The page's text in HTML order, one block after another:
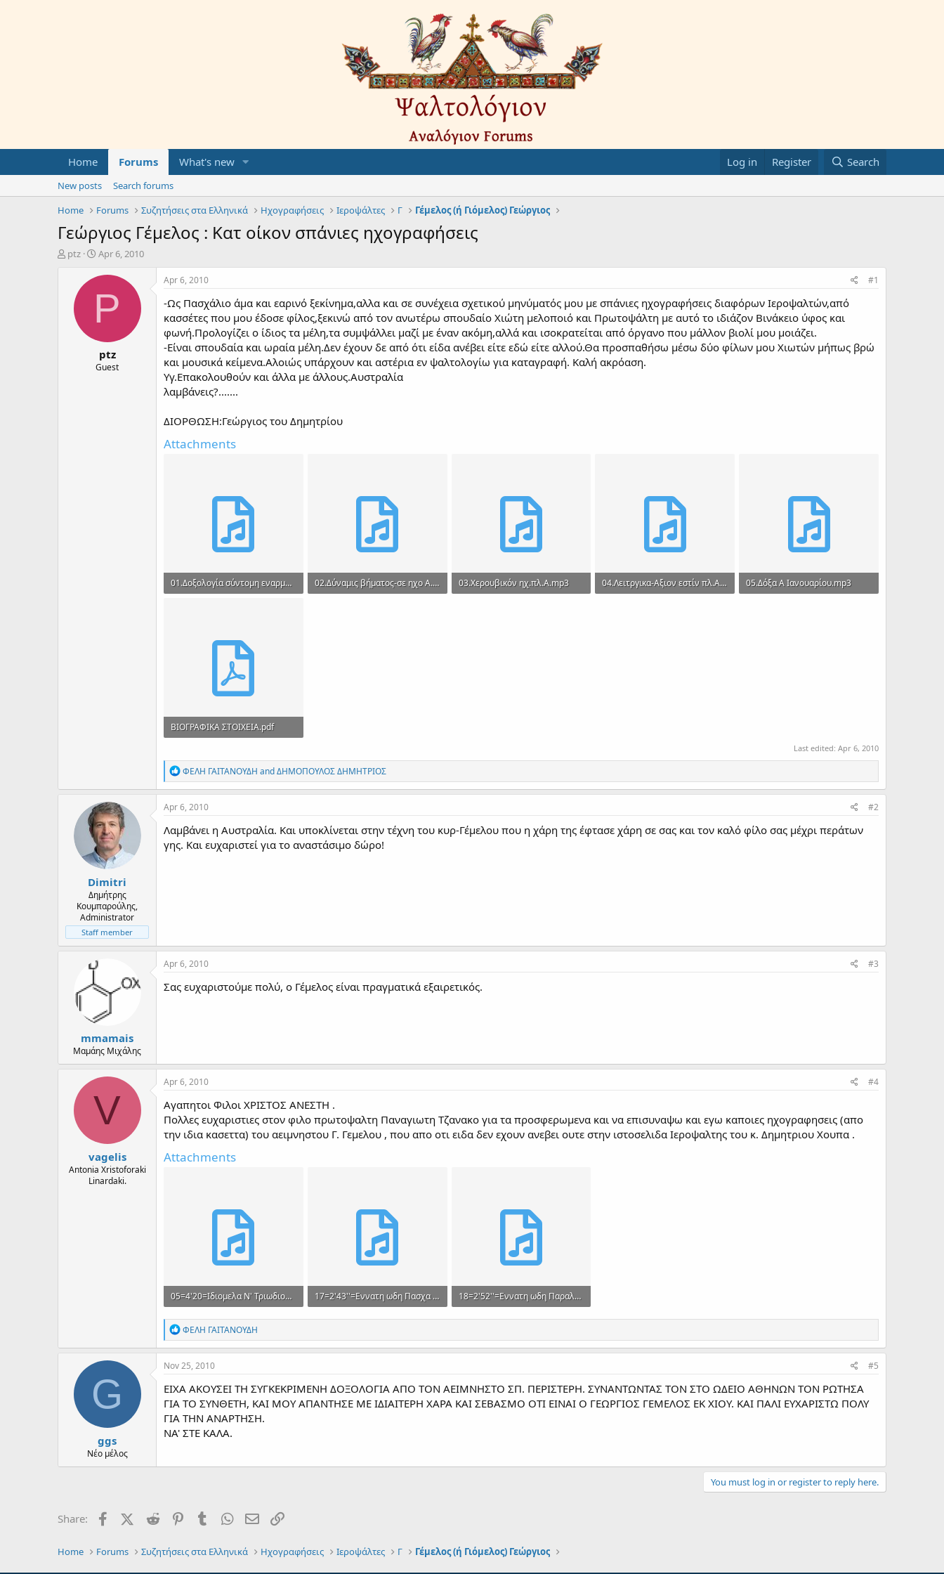
Home Forums What's new Log in Register Search
New posts
Search forums
Home
Forums Συζητήσεις στα Ελληνικά Ηχογραφήσεις Ιεροψάλτες Γ Γέμελος (ή Γιόμελος) Γεώργιος
Γεώργιος Γέμελος : Κατ οίκον σπάνιες ηχογραφήσεις
T
ptz
S
a
d
t
e
Apr 6, 2010
P
ptz
Guest
Apr 6, 2010 #1
-Ως Πασχάλιο άμα και εαρινό ξεκίνημα,αλλα και σε συνέχεια σχετικού μηνύματός μου με σπάνιες ηχογραφήσεις διαφόρων Ιεροψαλτών,από
κασσέτες που μου έδοσε φίλος,ξεκινώ από τον ανωτέρω σπουδαίο Χιώτη μελοποιό και Πρωτοψάλτη με αυτό το ιδιάζον Βινάκειο ύφος και
φωνή.Προλογίζει ο ίδιος τα μέλη,τα συμψάλλει μαζί με έναν ακόμη,αλλά και ισοκρατείται από όργανο που μάλλον βιολί μου μοιάζει.
-Είναι σπουδαία και ωραία μέλη.Δεν έχουν δε από ότι είδα ανέβει είτε εδώ είτε αλλού.Θα προσπαθήσω μέσω δύο φίλων μου Χιωτών μήπως βρώ
και μουσικά κείμενα.Αλοιώς υπάρχουν και αστέρια εν ψαλτολογίω για καταγραφή. Καλή ακρόαση.
Υγ.Επακολουθούν και άλλα με άλλους.Αυστραλία
λαμβάνεις?.......
ΔΙΟΡΘΩΣΗ:Γεώργιος του Δημητρίου
Attachments
01.Δοξολογία σύντομη εναρμόνιος.mp3
02.Δύναμις βήματος-σε ηχο Α.mp3
03.Χερουβικόν ηχ.πλ.Α.mp3
04.Λειτργικα-Αξιον εστίν πλ.Α [Κε-κε].mp3
05.Δόξα Α Ιανουαρίου.mp3
ΒΙΟΓΡΑΦΙΚΑ ΣΤΟΙΧΕΙΑ.pdf
Last edited: Apr 6, 2010
R
e
a
c
i
o
n
ΦΕΛΗ ΓΑΙΤΑΝΟΥΔΗ andΔΗΜΟΠΟΥΛΟΣ ΔΗΜΗΤΡΙΟΣ
Dimitri
Δημήτρης
Κουμπαρούλης,
Administrator
Staff member
Apr 6, 2010 #2
Λαμβάνει η Αυστραλία. Και υποκλίνεται στην τέχνη του κυρ-Γέμελου που η χάρη της έφτασε χάρη σε σας και τον καλό φίλο σας μέχρι περάτων
γης. Και ευχαριστεί για το αναστάσιμο δώρο!
mmamais
Μαμάης Μιχάλης
Apr 6, 2010 #3
Σας ευχαριστούμε πολύ, ο Γέμελος είναι πραγματικά εξαιρετικός.
V
vagelis
Antonia Xristoforaki
Linardaki.
Apr 6, 2010 #4
Αγαπητοι Φιλοι ΧΡΙΣΤΟΣ ΑΝΕΣΤΗ .
Πολλες ευχαριστιες στον φιλο πρωτοψαλτη Παναγιωτη Τζανακο για τα προσφερωμενα και να επισυναψω και εγω καποιες ηχογραφησεις (απο
την ιδια κασεττα) του αειμνηστου Γ. Γεμελου , που απο οτι ειδα δεν εχουν ανεβει ουτε στην ιστοσελιδα Ιεροψαλτης του κ. Δημητριου Χουπα .
Attachments
05=4'20=Ιδιομελα Ν' Τριωδιου.mp3
2.5 MB · Views: 163
17=2'43''=Εννατη ωδη Πασχα Αος.mp3
1.6 MB · Views: 170
18=2'52''=Εννατη ωδη Παραλυτου Αος.mp3
1.6 MB · Views: 155
R
e
a
c
i
o
n
s
:
ΦΕΛΗ ΓΑΙΤΑΝΟΥΔΗ
G
ggs
Νέο μέλος
Nov 25, 2010 #5
ΕΙΧΑ ΑΚΟΥΣΕΙ ΤΗ ΣΥΓΚΕΚΡΙΜΕΝΗ ΔΟΞΟΛΟΓΙΑ ΑΠΟ ΤΟΝ ΑΕΙΜΝΗΣΤΟ ΣΠ. ΠΕΡΙΣΤΕΡΗ. ΣΥΝΑΝΤΩΝΤΑΣ ΤΟΝ ΣΤΟ ΩΔΕΙΟ ΑΘΗΝΩΝ ΤΟΝ ΡΩΤΗΣΑ
ΓΙΑ ΤΟ ΣΥΝΘΕΤΗ, ΚΑΙ ΜΟΥ ΑΠΑΝΤΗΣΕ ΜΕ ΙΔΙΑΙΤΕΡΗ ΧΑΡΑ ΚΑΙ ΣΕΒΑΣΜΟ ΟΤΙ ΕΙΝΑΙ Ο ΓΕΩΡΓΙΟΣ ΓΕΜΕΛΟΣ ΕΚ ΧΙΟΥ. ΚΑΙ ΠΑΛΙ ΕΥΧΑΡΙΣΤΩ ΠΟΛΥ
ΓΙΑ ΤΗΝ ΑΝΑΡΤΗΣΗ.
ΝΑ' ΣΤΕ ΚΑΛΑ.
You must log in or register to reply here.
Share: FacebookX (Twitter)
Reddit PinterestTumblrWhatsApp
Email
Home Forums Συζητήσεις στα Ελληνικά Ηχογραφήσεις Ιεροψάλτες Γ Γέμελος (ή Γιόμελος) Γεώργιος